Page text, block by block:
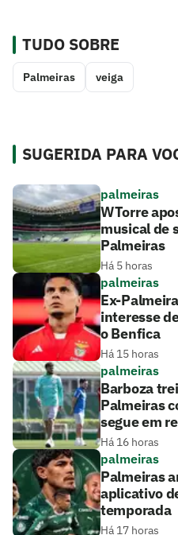
TUDO SOBRE
Palmeiras veiga
SUGERIDA PARA
palmeiras
WTorre
musical de
Palmeiras
Há 5 horas
palmeiras
Ex-
interesse
o Benfica
Há 15 horas
palmeiras
Barboza
Palmeiras
segue em
Há 16 horas
palmeiras
Palmeiras
aplicativo
temporada
Há 17 horas